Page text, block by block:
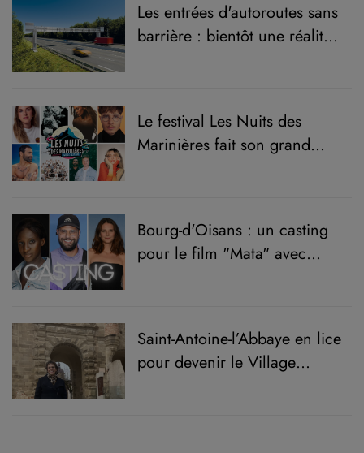
Les entrées d'autoroutes sans
barrière : bientôt une réalité
Le festival Les Nuits des
Marinières fait son grand
Bourg-d'Oisans : un casting
pour le film "Mata" avec
Saint-Antoine-l’Abbaye en lice
pour devenir le Village